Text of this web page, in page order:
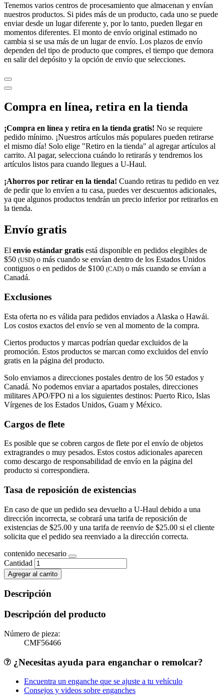
Tenemos varios centros de procesamiento que almacenan y envían
nuestros productos. Si pides más de un producto, cada uno se puede
enviar desde un lugar diferente y, por lo tanto, pueden llegar en
momentos diferentes. El monto de envío original estimado no
cambia si se usa más de un lugar de envío. Los plazos de envío
dependen del tipo de producto que compres, el tiempo que demora
en salir del depósito y la opción de envío que selecciones.
Compra en línea, retira en la tienda
¡Compra en línea y retira en la tienda gratis! No se requiere
pedido mínimo. ¡Nuestros artículos más populares pueden retirarse
el mismo día! Solo elige "Retiro en la tienda" al agregar artículos al
carrito. Al pagar, selecciona cuándo lo retirarás y tendremos los
artículos listos para cuando llegues a U-Haul.
¡Ahorros por retirar en la tienda! Cuando retiras tu pedido en vez
de pedir que lo envíen a tu casa, puedes ver descuentos adicionales,
ya que algunos productos tendrán un precio inferior por retirarlos en
la tienda.
Envío gratis
El envío estándar gratis está disponible en pedidos elegibles de
$50 (USD) o más cuando se envían dentro de los Estados Unidos
contiguos o en pedidos de $100 (CAD) o más cuando se envían a
Canadá.
Exclusiones
Esta oferta no es válida para pedidos enviados a Alaska o Hawái.
Los costos exactos del envío se ven al momento de la compra.
Ciertos productos y marcas podrían quedar excluidos de la
promoción. Estos productos se marcan como excluidos del envío
gratis en la página del producto.
Solo enviamos a direcciones postales dentro de los 50 estados y
Canadá. No podemos enviar a apartados postales, direcciones
militares APO/FPO ni a los siguientes destinos: Puerto Rico, Islas
Vírgenes de los Estados Unidos, Guam y México.
Cargos de flete
Es posible que se cobren cargos de flete por el envío de objetos
extragrandes o muy pesados. Estos costos adicionales aparecen
como descargo de responsabilidad de envío en la página del
producto si correspondiera.
Tasa de reposición de existencias
En caso de que un pedido sea devuelto a U-Haul debido a una
dirección incorrecta, se cobrará una tarifa de reposición de
existencias de $25.00 y una tarifa de reenvío de $25.00 si el cliente
solicita que el pedido sea reenviado a la dirección correcta.
contenido necesario
Cantidad
Agregar al carrito
Descripción
Descripción del producto
Número de pieza:
CMF56466
¿Necesitas ayuda para enganchar o remolcar?
Encuentra un enganche que se ajuste a tu vehículo
Consejos y videos sobre enganches